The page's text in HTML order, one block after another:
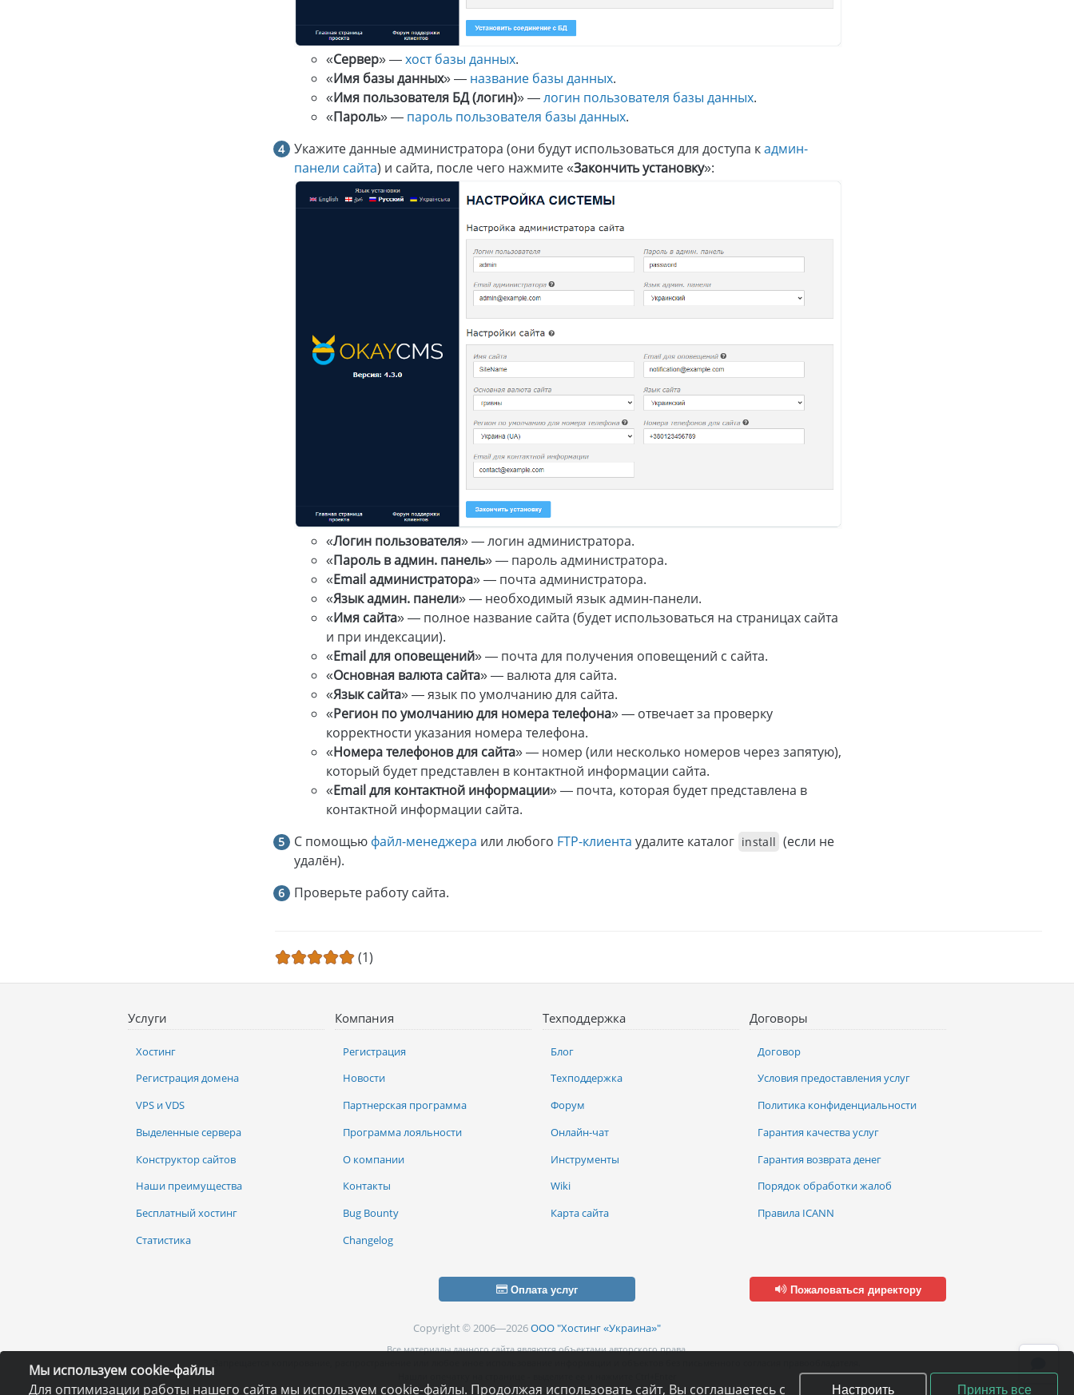
Мы используем cookie-файлы
Для оптимизации работы нашего сайта мы используем cookie-файлы. Продолжая использовать сайт, Вы соглашаетесь с
Настроить Принять все
«Сервер» —хост базы данных.
«Имя базы данных» — название базы данных.
«Имя пользователя БД (логин)» —логин пользователя базы данных.
«Пароль» — пароль пользователя базы данных.
Укажите данные администратора (они будут использоваться для доступа кадмин-
панели сайта) и сайта, после чего нажмите «Закончить установку»:
«Логин пользователя» — логин администратора.
«Пароль в админ. панель» — пароль администратора.
«Email администратора» — почта администратора.
«Язык админ. панели» — необходимый язык админ-панели.
«Имя сайта» — полное название сайта (будет использоваться на страницах сайта
и при индексации).
«Email для оповещений» — почта для получения оповещений с сайта.
«Основная валюта сайта» — валюта для сайта.
«Язык сайта» — язык по умолчанию для сайта.
«Регион по умолчанию для номера телефона» — отвечает за проверку
корректности указания номера телефона.
«Номера телефонов для сайта» — номер (или несколько номеров через запятую),
который будет представлен в контактной информации сайта.
«Email для контактной информации» — почта, которая будет представлена в
контактной информации сайта.
С помощью файл-менеджера или любого FTP-клиента удалите каталог install (если не
удалён).
Проверьте работу сайта.
(1)
Услуги
Хостинг
Регистрация домена
VPS и VDS
Выделенные сервера
Конструктор сайтов
Наши преимущества
Бесплатный хостинг
Статистика
Компания
Регистрация
Новости
Партнерская программа
Программа лояльности
О компании
Контакты
Bug Bounty
Changelog
Техподдержка
Блог
Техподдержка
Форум
Онлайн-чат
Инструменты
Wiki
Карта сайта
Договоры
Договор
Условия предоставления услуг
Политика конфиденциальности
Гарантия качества услуг
Гарантия возврата денег
Порядок обработки жалоб
Правила ICANN
Оплата услуг Пожаловаться директору
Copyright © 2006—2026ООО "Хостинг «Украина»"
Все материалы данного сайта являются объектами авторского права.